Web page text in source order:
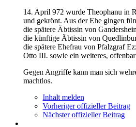
14. April 972 wurde Theophanu in
und gekrönt. Aus der Ehe gingen
die spätere Äbtissin von
die künftige Äbtissin von
die spätere Ehefrau von Pfalzgraf
Otto III. sowie ein weiteres,
Gegen Angriffe kann man sich
machtlos.
Inhalt melden
Vorheriger offizieller Beitrag
Nächster offizieller Beitrag